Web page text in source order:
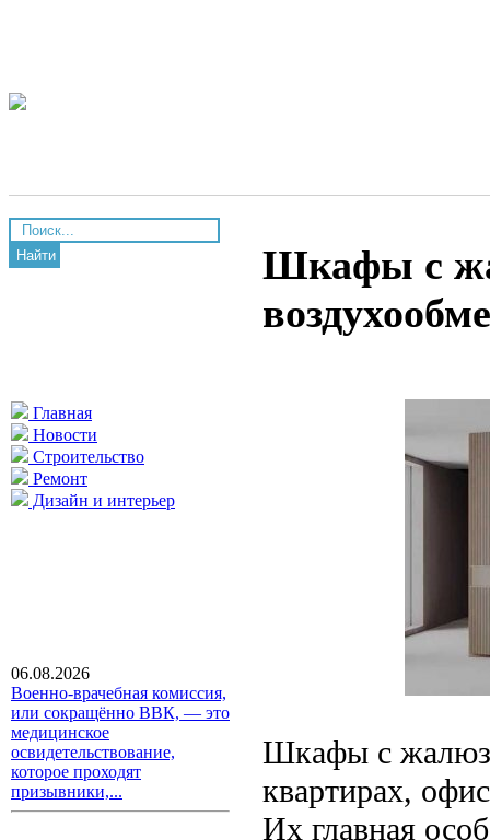
Найти
Главная
Новости
Строительство
Ремонт
Дизайн и интерьер
06.08.2026
Военно-врачебная комиссия,
или сокращённо ВВК, — это
медицинское
освидетельствование,
которое проходят
призывники,...
Шкафы с
Шкафы с
квартирах,
Их главная